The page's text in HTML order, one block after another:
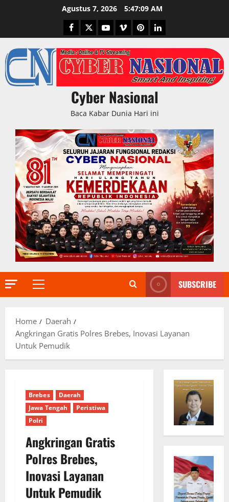
Agustus 7, 2026 5:47:10 AM
Facebook
TwitterYoutubeVimeoPinterestLinkedIn
Cyber Nasional
Baca Kabar Dunia Hari ini
Primary
SUBSCRIBE
Home
Daerah
Angkringan Gratis Polres Brebes, Inovasi Layanan
Untuk Pemudik
Brebes
Daerah
Jawa Tengah
Peristiwa
Polri
Angkringan Gratis
Polres Brebes,
Inovasi Layanan
Untuk Pemudik